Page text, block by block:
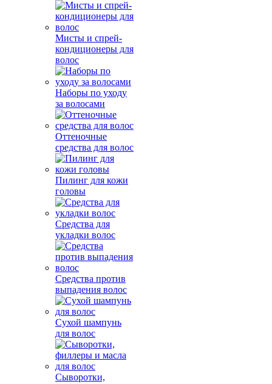
Мисты и спрей-
кондиционеры для
волос
Наборы по уходу
за волосами
Оттеночные
средства для волос
Пилинг для кожи
головы
Средства для
укладки волос
Средства против
выпадения волос
Сухой шампунь
для волос
Сыворотки,